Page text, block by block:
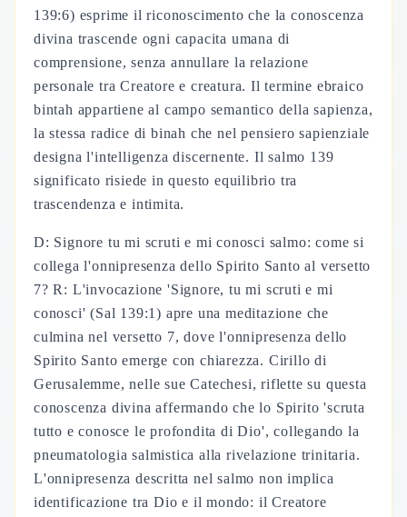
139:6) esprime il riconoscimento che la conoscenza
divina trascende ogni capacita umana di
comprensione, senza annullare la relazione
personale tra Creatore e creatura. Il termine ebraico
bintah appartiene al campo semantico della sapienza,
la stessa radice di binah che nel pensiero sapienziale
designa l'intelligenza discernente. Il salmo 139
significato risiede in questo equilibrio tra
trascendenza e intimita.
D: Signore tu mi scruti e mi conosci salmo: come si
collega l'onnipresenza dello Spirito Santo al versetto
7? R: L'invocazione 'Signore, tu mi scruti e mi
conosci' (Sal 139:1) apre una meditazione che
culmina nel versetto 7, dove l'onnipresenza dello
Spirito Santo emerge con chiarezza. Cirillo di
Gerusalemme, nelle sue Catechesi, riflette su questa
conoscenza divina affermando che lo Spirito 'scruta
tutto e conosce le profondita di Dio', collegando la
pneumatologia salmistica alla rivelazione trinitaria.
L'onnipresenza descritta nel salmo non implica
identificazione tra Dio e il mondo: il Creatore